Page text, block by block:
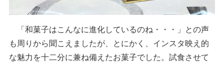
「和菓子はこんなに進化しているのね・・・」との声
も周りから聞こえましたが、とにかく、インスタ映え的
な魅力を十二分に兼ね備えたお菓子でした。試食させて